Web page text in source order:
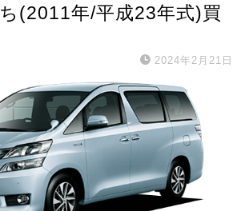
(2011年/平成23年式)買
2024年2月21日